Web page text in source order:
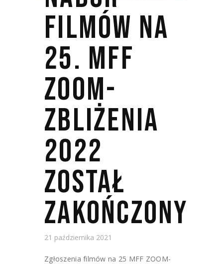
FILMÓW NA
25. MFF
ZOOM-
ZBLIŻENIA
2022
ZOSTAŁ
ZAKOŃCZONY
21 października 2021
Zgłoszenia filmów na 25 MFF ZOOM-